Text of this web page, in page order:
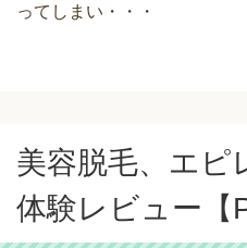
ってしまい・・・
美容脱毛、エピ
体験レビュー【